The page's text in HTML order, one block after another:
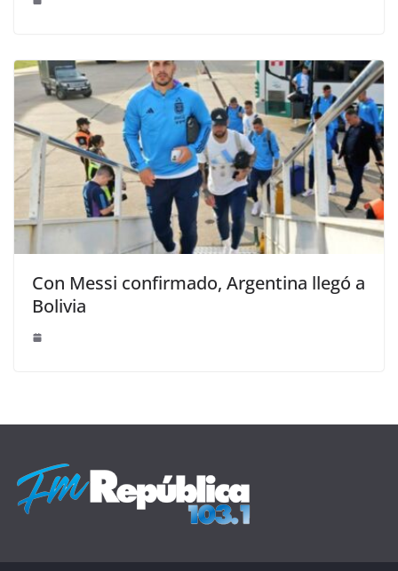
Con Messi confirmado, Argentina llegó a
Bolivia